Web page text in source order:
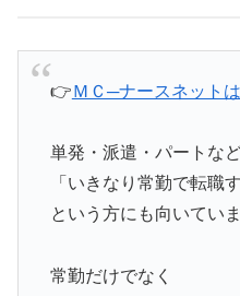
👉ＭＣ─ナースネット
単発・派遣・パートな
「いきなり常勤で転職
という方にも向いていま
常勤だけでなく